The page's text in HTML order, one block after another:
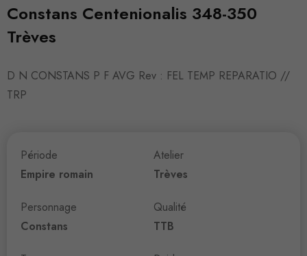
Constans Centenionalis 348-350
Trèves
D N CONSTANS P F AVG Rev : FEL TEMP REPARATIO //
TRP
Période
Empire romain
Personnage
Constans
Atelier
Trèves
Qualité
TTB